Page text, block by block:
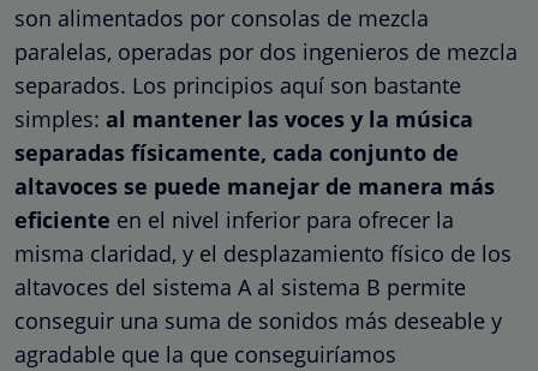
son alimentados por consolas de mezcla
paralelas, operadas por dos ingenieros de mezcla
separados. Los principios aquí son bastante
simples: al mantener las voces y la música
separadas físicamente, cada conjunto de
altavoces se puede manejar de manera más
eficiente en el nivel inferior para ofrecer la
misma claridad, y el desplazamiento físico de los
altavoces del sistema A al sistema B permite
conseguir una suma de sonidos más deseable y
agradable que la que conseguiríamos